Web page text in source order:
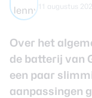
11 augustus
Over het
de batterij van
een paar
aanpassingen